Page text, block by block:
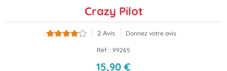
Crazy Pilot
2 Avis Donnez votre avis
Réf. : 99265
15,90 €